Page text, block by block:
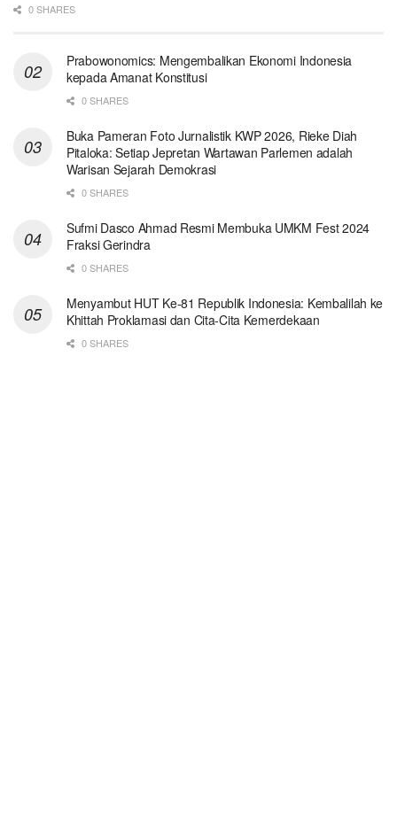
0 SHARES
Prabowonomics: Mengembalikan Ekonomi Indonesia
kepada Amanat Konstitusi
0 SHARES
Buka Pameran Foto Jurnalistik KWP 2026, Rieke Diah
Pitaloka: Setiap Jepretan Wartawan Parlemen adalah
Warisan Sejarah Demokrasi
0 SHARES
Sufmi Dasco Ahmad Resmi Membuka UMKM Fest 2024
Fraksi Gerindra
0 SHARES
Menyambut HUT Ke-81 Republik Indonesia: Kembalilah ke
Khittah Proklamasi dan Cita-Cita Kemerdekaan
0 SHARES